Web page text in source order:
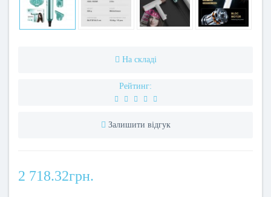
На складі
Рейтинг:
Залишити відгук
2 718.32грн.